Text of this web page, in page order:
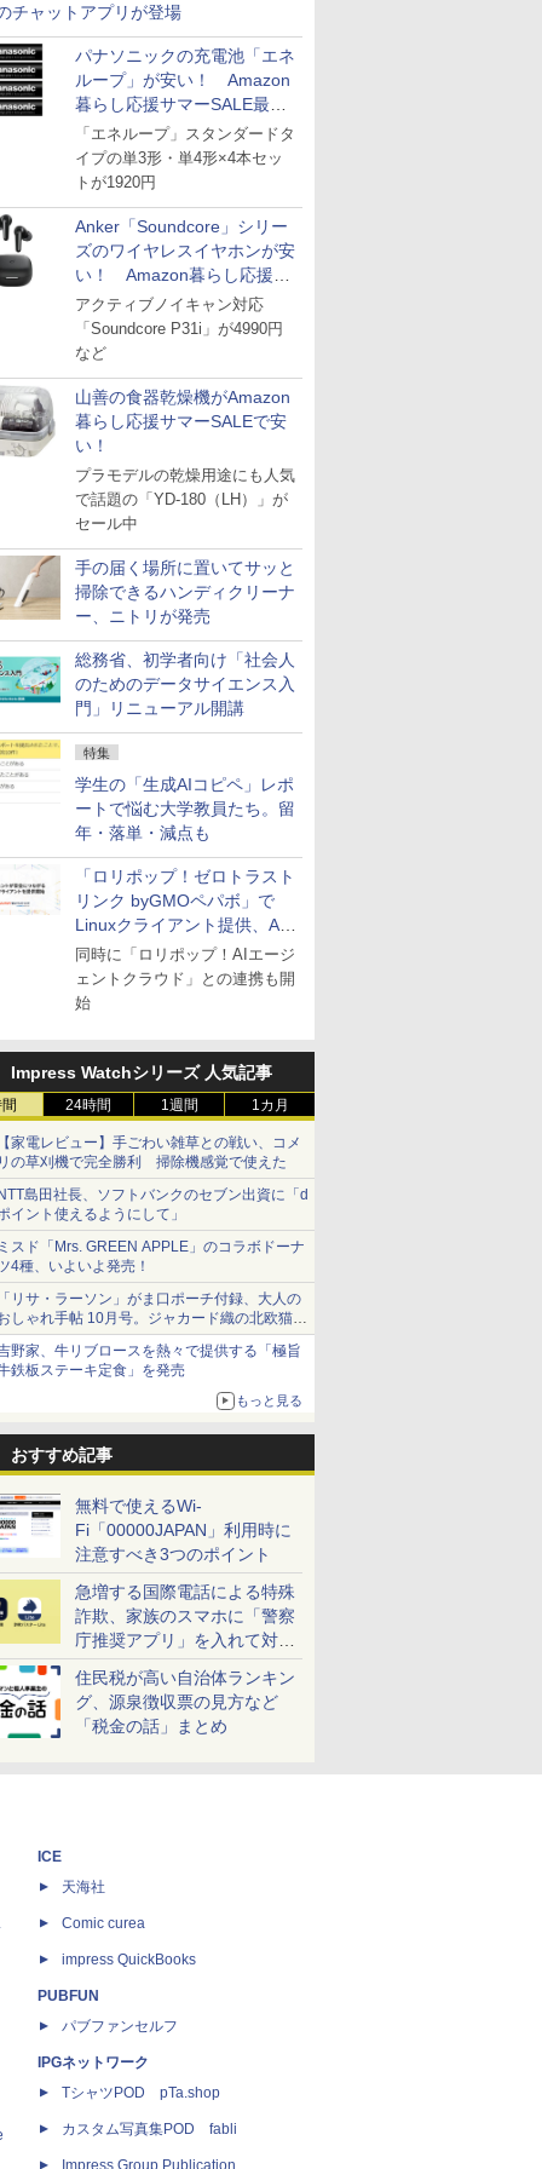
チャットアプリが登場
パナソニックの充電池「エネ
ループ」が安い！ Amazon
暮らし応援サマーSALE最終
日
「エネループ」スタンダードタ
イプの単3形・単4形×4本セッ
トが1920円
Anker「Soundcore」シリー
ズのワイヤレスイヤホンが安
い！ Amazon暮らし応援サ
マーSALE
アクティブノイキャン対応
「Soundcore P31i」が4990円
など
山善の食器乾燥機がAmazon
暮らし応援サマーSALEで安
い！
プラモデルの乾燥用途にも人気
で話題の「YD-180（LH）」が
セール中
手の届く場所に置いてサッと
掃除できるハンディクリーナ
ー、ニトリが発売
総務省、初学者向け「社会人
のためのデータサイエンス入
門」リニューアル開講
特集
学生の「生成AIコピペ」レポ
ートで悩む大学教員たち。留
年・落単・減点も
「ロリポップ！ゼロトラスト
リンク byGMOペパボ」で
Linuxクライアント提供、AI
エージェントの接続が容易に
同時に「ロリポップ！AIエージ
ェントクラウド」との連携も開
始
Impress Watchシリーズ 人気記事
24時間 1週間 1カ月
家電レビュー】手ごわい雑草との戦い、コメ
の草刈機で完全勝利 掃除機感覚で使えた
島田社長、ソフトバンクのセブン出資に「d
イント使えるようにして」
スド「Mrs. GREEN APPLE」のコラボドーナ
4種、いよいよ発売！
リサ・ラーソン」がま口ポーチ付録、大人の
しゃれ手帖 10月号。ジャカード織の北欧猫デ
イン
野家、牛リブロースを熱々で提供する「極旨
鉄板ステーキ定食」を発売
もっと見る
おすすめ記事
無料で使えるWi-
Fi「00000JAPAN」利用時に
注意すべき3つのポイント
急増する国際電話による特殊
詐欺、家族のスマホに「警察
庁推奨アプリ」を入れて対策
しよう！
住民税が高い自治体ランキン
グ、源泉徴収票の見方など
「税金の話」まとめ
ICE
天海社
Comic curea
impress QuickBooks
PUBFUN
パブファンセルフ
IPGネットワーク
TシャツPOD pTa.shop
カスタム写真集POD fabli
Impress Group Publication